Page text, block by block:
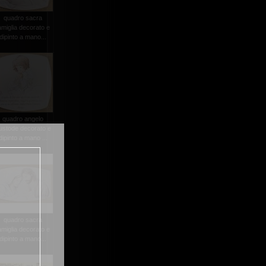
quadro sacra
decorato e
dipinto a mano...
quadro angelo